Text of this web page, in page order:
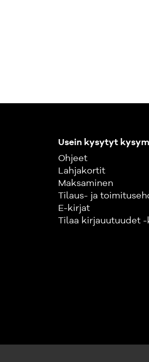
Usein kysytyt
Ohjeet
Lahjakortit
Maksaminen
Tilaus- ja
E-kirjat
Tilaa kirjauutuudet